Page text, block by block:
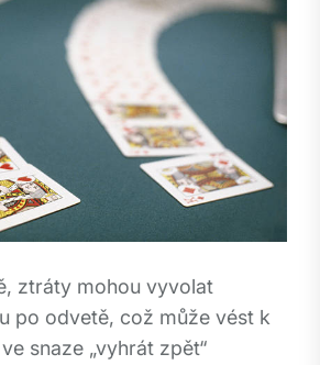
ztráty mohou vyvolat
po odvetě, což může vést k
snaze „vyhrát zpět“